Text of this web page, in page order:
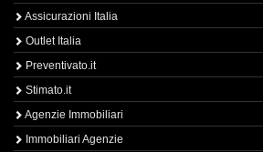
Assicurazioni Italia
Outlet Italia
Preventivato.it
Stimato.it
Agenzie Immobiliari
Immobiliari Agenzie